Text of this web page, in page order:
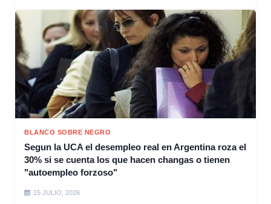
BLANCO SOBRE NEGRO
Segun la UCA el desempleo real en Argentina roza el
30% si se cuenta los que hacen changas o tienen
"autoempleo forzoso"
15 JULIO, 2026